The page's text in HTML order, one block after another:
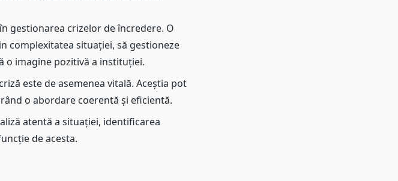
gestionarea crizelor de încredere. O
complexitatea situației, să gestioneze
o imagine pozitivă a instituției.
este de asemenea vitală. Aceștia pot
o abordare coerentă și eficientă.
atentă a situației, identificarea
de acesta.